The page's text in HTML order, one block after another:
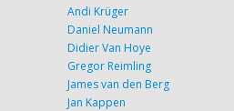
Andi Krüger
Daniel Neumann
Didier Van Hoye
Gregor Reimling
James van den Berg
Jan Kappen